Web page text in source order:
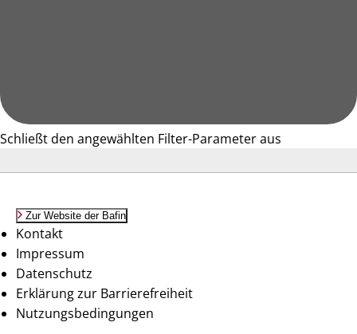
Schließt den angewählten Filter-Parameter aus
Zur Website der Bafin
Kontakt
Impressum
Datenschutz
Erklärung zur Barrierefreiheit
Nutzungsbedingungen